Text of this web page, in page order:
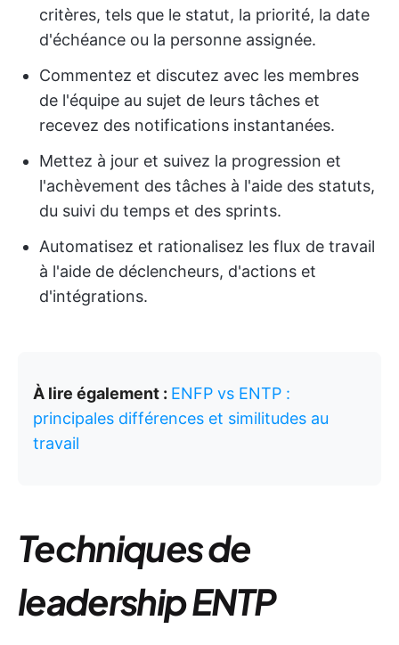
critères, tels que le statut, la priorité, la date
d'échéance ou la personne assignée.
Commentez et discutez avec les membres
de l'équipe au sujet de leurs tâches et
recevez des notifications instantanées.
Mettez à jour et suivez la progression et
l'achèvement des tâches à l'aide des statuts,
du suivi du temps et des sprints.
Automatisez et rationalisez les flux de travail
à l'aide de déclencheurs, d'actions et
d'intégrations.
À lire également : ENFP vs ENTP :
principales différences et similitudes au
travail
Techniques de
leadership ENTP